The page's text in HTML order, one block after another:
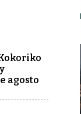
agosto